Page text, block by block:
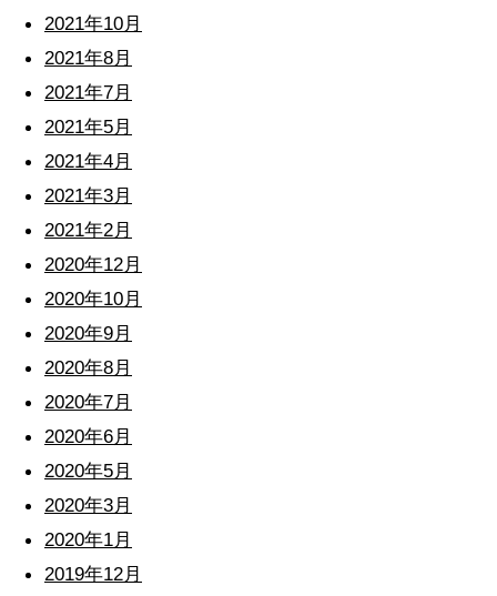
2021年10月
2021年8月
2021年7月
2021年5月
2021年4月
2021年3月
2021年2月
2020年12月
2020年10月
2020年9月
2020年8月
2020年7月
2020年6月
2020年5月
2020年3月
2020年1月
2019年12月